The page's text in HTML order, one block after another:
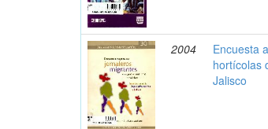
2004
Encuesta
hortícolas
Jalisco